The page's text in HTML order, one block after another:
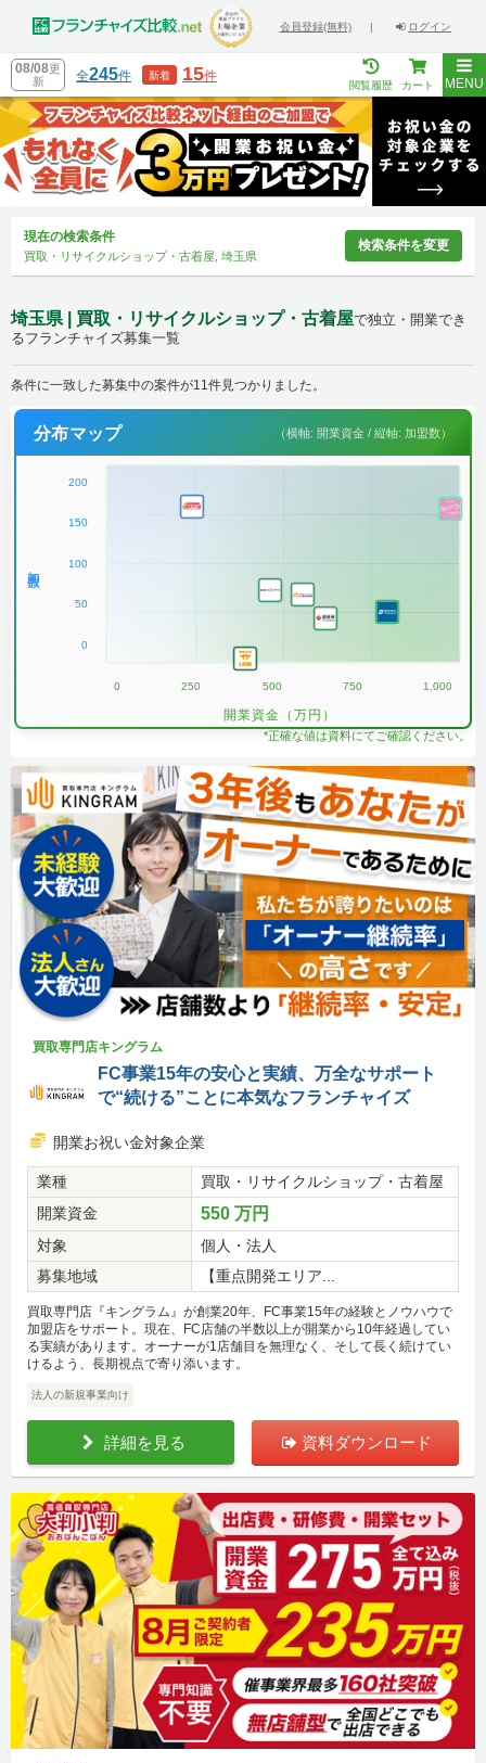
会員登録(無料) | ログイン
08/08更
新
全245件 新着 15件
閲覧履歴 カート MENU
現在の検索条件
買取・リサイクルショップ・古着屋, 埼玉県
検索条件を変更
埼玉県 | 買取・リサイクルショップ・古着屋で独立・開業でき
るフランチャイズ募集一覧
条件に一致した募集中の案件が11件見つかりました。
分布マップ （横軸: 開業資金 / 縦軸: 加盟数）
200
150
100
50
0
0 250 500 750 1,000
開業資金（万円）
*正確な値は資料にてご確認ください。
買取専門店キングラム
FC事業15年の安心と実績、万全なサポート
で“続ける”ことに本気なフランチャイズ
開業お祝い金対象企業
業種
買取・リサイクルショップ・古着屋
開業資金
550 万円
対象
個人・法人
募集地域
【重点開発エリア...
買取専門店『キングラム』が創業20年、FC事業15年の経験とノウハウで
加盟店をサポート。現在、FC店舗の半数以上が開業から10年経過してい
る実績があります。オーナーが1店舗目を無理なく、そして長く続けてい
けるよう、長期視点で寄り添います。
法人の新規事業向け
詳細を見る 資料ダウンロード